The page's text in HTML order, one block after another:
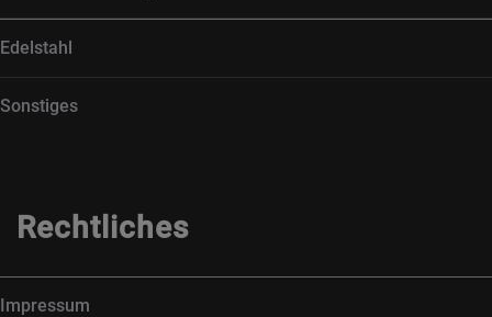
Edelstahl
Sonstiges
Rechtliches
Impressum